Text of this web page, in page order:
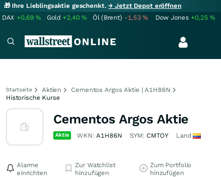
🎁 Ihre Lieblingsaktie geschenkt.→ Jetzt Depot eröffnen
DAX +0,69% Gold +2,40% Öl (Brent) -1,53% Dow Jones +0,25%
Startseite Aktien
Cementos Argos Aktie | A1H86N
Historische Kurse
Cementos Argos Aktie
Aktie WKN:A1H86N SYM: CMTOY Land
Alarme
einrichten
Zur Watchlist
hinzufügen
Zum Portfolio
hinzufügen